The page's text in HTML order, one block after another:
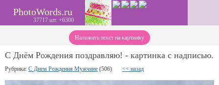
PhotoWords.ru
37717 шт. +6300
Наложить текст на картинку
С Днём Рождения поздравляю! - картинка с надписью.
Рубрика: С Днем Рождения Мужчине (506) << назад